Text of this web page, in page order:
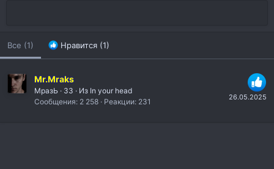
Все (1) Нравится (1)
26.05.2025
Mr.Mraks
МразЬ · 33 · Из In your head
Сообщения 2 258 Реакции 231